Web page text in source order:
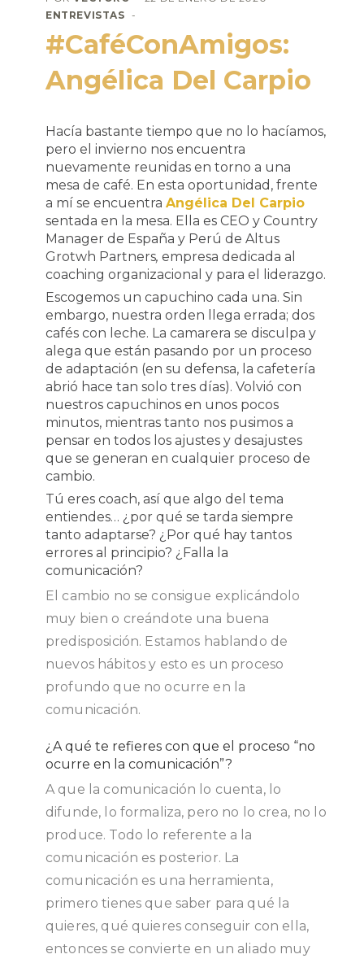
ENTREVISTAS
#CaféConAmigos:
Angélica Del Carpio
Hacía bastante tiempo que no lo hacíamos,
pero el invierno nos encuentra
nuevamente reunidas en torno a una
mesa de café. En esta oportunidad, frente
a mí se encuentra Angélica Del Carpio
sentada en la mesa. Ella es CEO y Country
Manager de España y Perú de Altus
Grotwh Partners, empresa dedicada al
coaching organizacional y para el liderazgo.
Escogemos un capuchino cada una. Sin
embargo, nuestra orden llega errada; dos
cafés con leche. La camarera se disculpa y
alega que están pasando por un proceso
de adaptación (en su defensa, la cafetería
abrió hace tan solo tres días). Volvió con
nuestros capuchinos en unos pocos
minutos, mientras tanto nos pusimos a
pensar en todos los ajustes y desajustes
que se generan en cualquier proceso de
cambio.
Tú eres coach, así que algo del tema
entiendes… ¿por qué se tarda siempre
tanto adaptarse? ¿Por qué hay tantos
errores al principio? ¿Falla la
comunicación?
El cambio no se consigue explicándolo
muy bien o creándote una buena
predisposición. Estamos hablando de
nuevos hábitos y esto es un proceso
profundo que no ocurre en la
comunicación.
¿A qué te refieres con que el proceso “no
ocurre en la comunicación”?
A que la comunicación lo cuenta, lo
difunde, lo formaliza, pero no lo crea, no lo
produce. Todo lo referente a la
comunicación es posterior. La
comunicación es una herramienta,
primero tienes que saber para qué la
quieres, qué quieres conseguir con ella,
entonces se convierte en un aliado muy